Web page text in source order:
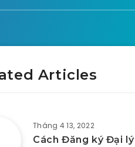
Articles
Tháng 4 13, 2022
Cách Đăng ký Đại lý